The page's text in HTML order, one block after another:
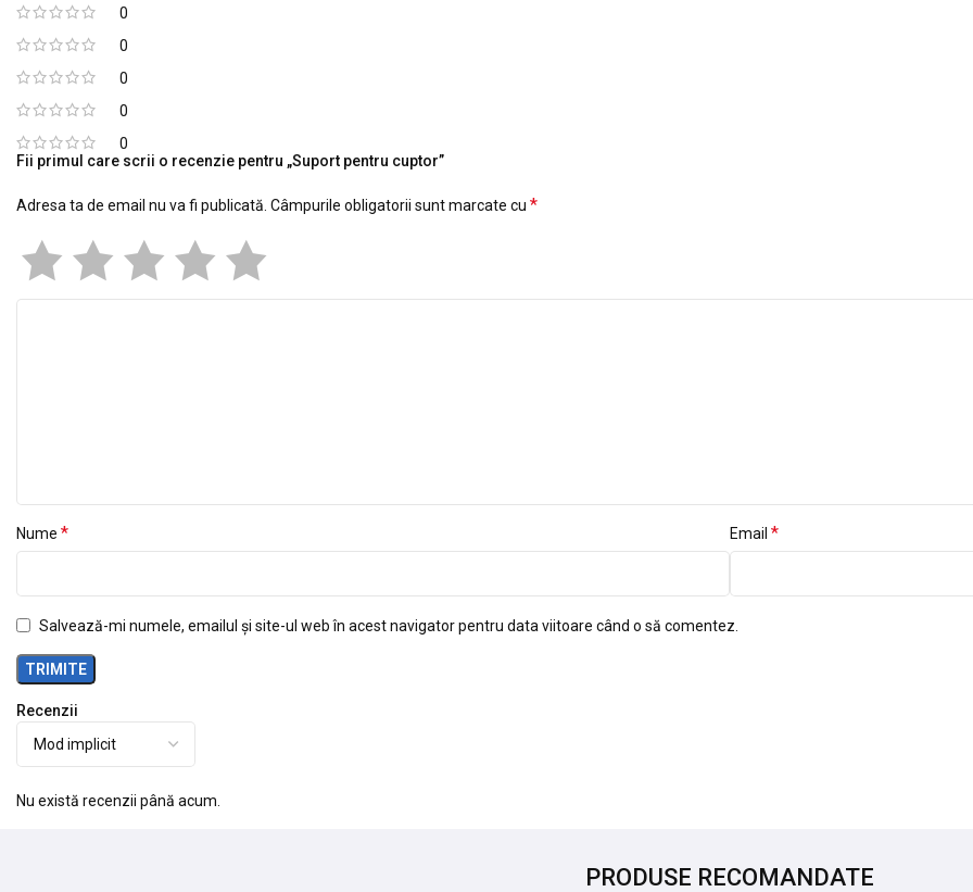
0
0
0
0
0
Recenzii
Nu există recenzii până acum.
Fii primul care scrii o recenzie pentru „Suport pentru cuptor”
Adresa ta de email nu va fi publicată. Câmpurile obligatorii sunt marcate cu *
Nume * Email *
Salvează-mi numele, emailul și site-ul web în acest navigator pentru data viitoare când o să comentez.
PRODUSE RECOMANDATE